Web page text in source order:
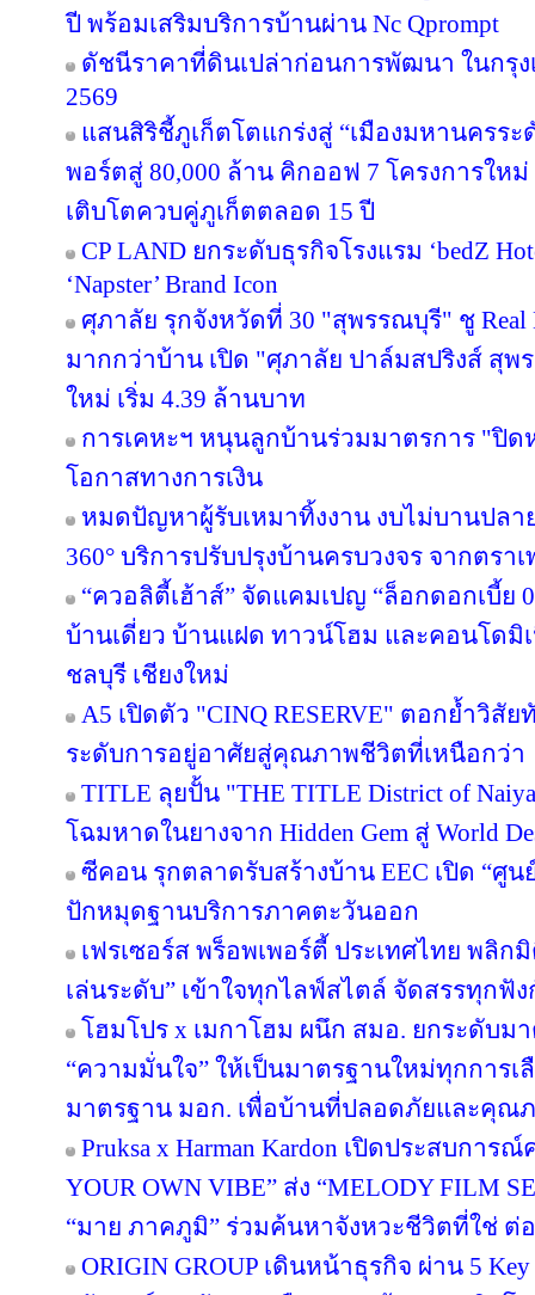
ปี พร้อมเสริมบริการบ้านผ่าน Nc Qprompt
ดัชนีราคาที่ดินเปล่าก่อนการพัฒนา ในกรุ
2569
แสนสิริชี้ภูเก็ตโตแกร่งสู่ “เมืองมหานครร
พอร์ตสู่ 80,000 ล้าน คิกออฟ 7 โครงการให
เติบโตควบคู่ภูเก็ตตลอด 15 ปี
CP LAND ยกระดับธุรกิจโรงแรม ‘bedZ
‘Napster’ Brand Icon
ศุภาลัย รุกจังหวัดที่ 30 "สุพรรณบุรี" ชู Real
มากกว่าบ้าน เปิด "ศุภาลัย ปาล์มสปริงส์ สุ
ใหม่ เริ่ม 4.39 ล้านบาท
การเคหะฯ หนุนลูกบ้านร่วมมาตรการ "ปิ
โอกาสทางการเงิน
หมดปัญหาผู้รับเหมาทิ้งงาน งบไม่บานปลาย
360° บริการปรับปรุงบ้านครบวงจร จากตรา
“ควอลิตี้เฮ้าส์” จัดแคมเปญ “ล็อกดอกเบี้ย
บ้านเดี่ยว บ้านแฝด ทาวน์โฮม และคอนโดมิ
ชลบุรี เชียงใหม่
A5 เปิดตัว "CINQ RESERVE" ตอกย้ำวิสัย
ระดับการอยู่อาศัยสู่คุณภาพชีวิตที่เหนือกว่า
TITLE ลุยปั้น "THE TITLE District of
โฉมหาดในยางจาก Hidden Gem สู่ World
ซีคอน รุกตลาดรับสร้างบ้าน EEC เปิด “ศู
ปักหมุดฐานบริการภาคตะวันออก
เฟรเซอร์ส พร็อพเพอร์ตี้ ประเทศไทย พลิ
เล่นระดับ” เข้าใจทุกไลฟ์สไตล์ จัดสรรทุกฟั
โฮมโปร x เมกาโฮม ผนึก สมอ. ยกระดับม
“ความมั่นใจ” ให้เป็นมาตรฐานใหม่ทุกการ
มาตรฐาน มอก. เพื่อบ้านที่ปลอดภัยและคุณ
Pruksa x Harman Kardon เปิดประสบกา
YOUR OWN VIBE” ส่ง “MELODY FILM
“มาย ภาคภูมิ” ร่วมค้นหาจังหวะชีวิตที่ใช่ ต่
ORIGIN GROUP เดินหน้าธุรกิจ ผ่าน 5